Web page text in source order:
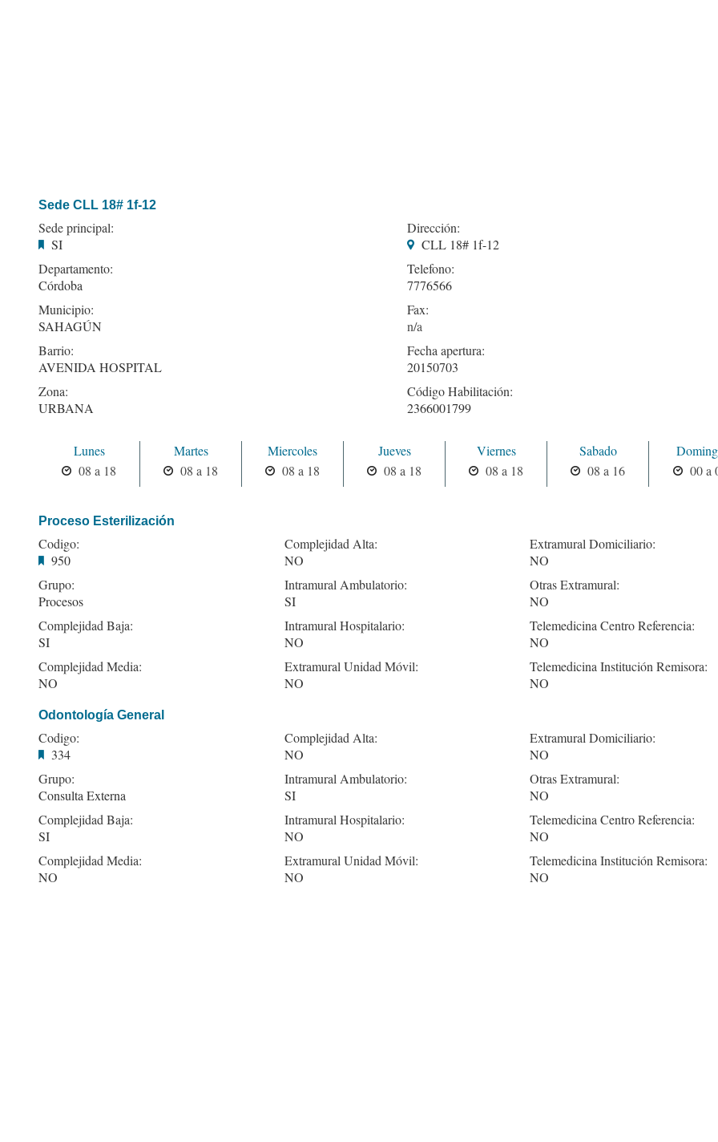
Sede CLL 18# 1f-12
Sede principal:
SI
Departamento:
Córdoba
Municipio:
SAHAGÚN
Barrio:
AVENIDA HOSPITAL
Zona:
URBANA
Dirección:
CLL 18# 1f-12
Telefono:
7776566
Fax:
Fecha apertura:
20150703
Código Habilitación:
2366001799
Lunes
08 a 18
Martes
08 a 18
Miercoles
08 a 18
Jueves
08 a 18
Viernes
08 a 18
Sabado
08 a 16
00 a
Proceso Esterilización
Codigo:
950
Grupo:
Procesos
Complejidad Baja:
SI
Complejidad Media:
NO
Complejidad Alta:
NO
Intramural Ambulatorio:
SI
Intramural Hospitalario:
NO
Extramural Unidad Móvil:
NO
Extramural Domiciliario:
NO
Otras Extramural:
NO
Telemedicina Centro Referencia:
NO
Telemedicina Institución Remisora:
NO
Odontología General
Codigo:
334
Grupo:
Consulta Externa
Complejidad Baja:
SI
Complejidad Media:
NO
Complejidad Alta:
NO
Intramural Ambulatorio:
SI
Intramural Hospitalario:
NO
Extramural Unidad Móvil:
NO
Extramural Domiciliario:
NO
Otras Extramural:
NO
Telemedicina Centro Referencia:
NO
Telemedicina Institución Remisora:
NO